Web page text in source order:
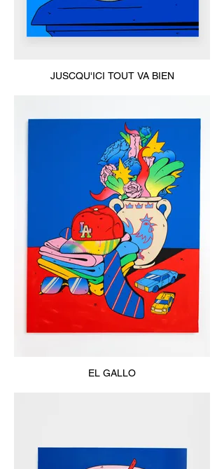
JUSCQU'ICI TOUT VA BIEN
EL GALLO